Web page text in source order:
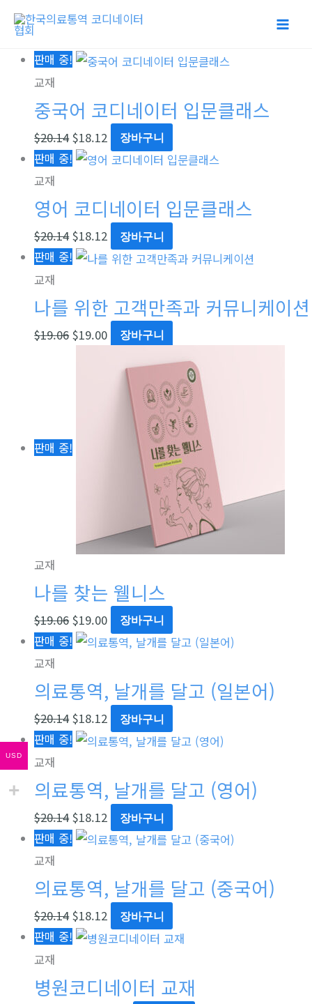
판매 중!
교재
중국어 코디네이터 입문클래스
$20.14
원
가
격:
$20.14.
$18.12
현
가
격:
$18.12.
장바구니
판매 중!
교재
영어 코디네이터 입문클래스
$20.14
원
가
격:
$20.14.
$18.12
현
가
격:
$18.12.
장바구니
판매 중!
교재
나를 위한 고객만족과 커뮤니케이션
$19.06
원
가
격:
$19.06.
$19.00
현
가
격:
$19.00.
장바구니
판매 중!
교재
나를 찾는 웰니스
$19.06
원
가
격:
$19.06.
$19.00
현
가
격:
$19.00.
장바구니
판매 중!
교재
의료통역, 날개를 달고 (일본어)
$20.14
원
가
격:
$20.14.
$18.12
현
가
격:
$18.12.
장바구니
판매 중!
교재
의료통역, 날개를 달고 (영어)
$20.14
원
가
격:
$20.14.
$18.12
현
가
격:
$18.12.
장바구니
판매 중!
교재
의료통역, 날개를 달고 (중국어)
$20.14
원
가
격:
$20.14.
$18.12
현
가
격:
$18.12.
장바구니
판매 중!
교재
병원코디네이터 교재
원
가
격:
$38,000.00.
현
가
격:
$24.60.
원
가
격:
$34.52.
현
가
격:
$31.07.
USD